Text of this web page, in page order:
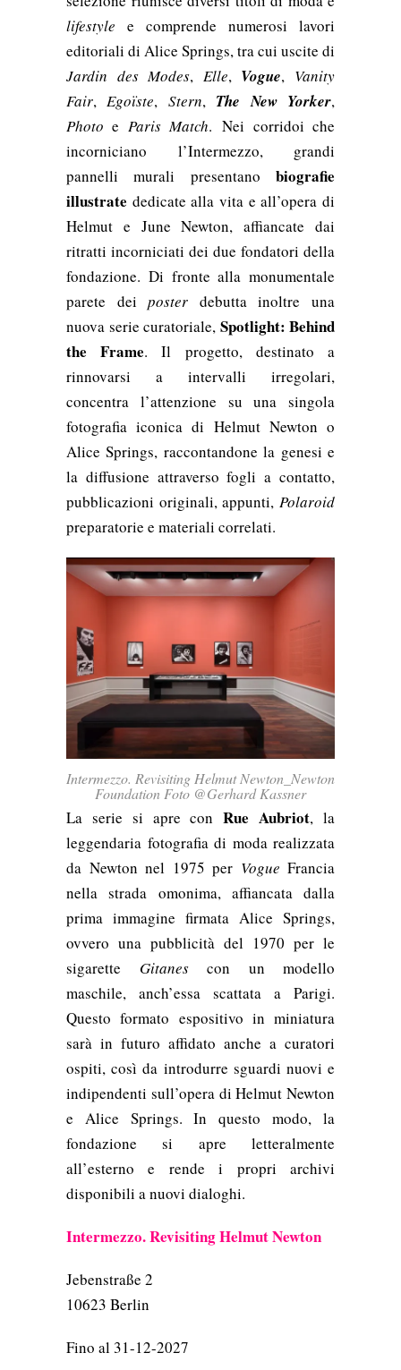
lifestyle e comprende numerosi lavori
editoriali di Alice Springs, tra cui uscite di
Jardin des Modes, Elle, Vogue, Vanity
Fair,Egoïste, Stern, The New Yorker,
Photo e Paris Match. Nei corridoi che
incorniciano l’Intermezzo, grandi
pannelli murali presentano biografie
illustrate dedicate alla vita e all’opera di
Helmut e June Newton, affiancate dai
ritratti incorniciati dei due fondatori della
fondazione. Di fronte alla monumentale
parete deiposter debutta inoltre una
nuova serie curatoriale, Spotlight: Behind
the Frame. Il progetto, destinato a
rinnovarsi a intervalli irregolari,
concentra l’attenzione su una singola
fotografia iconica di Helmut Newton o
Alice Springs, raccontandone la genesi e
la diffusione attraverso fogli a contatto,
pubblicazioni originali, appunti, Polaroid
preparatorie e materiali correlati.
Intermezzo. Revisiting Helmut Newton_Newton
Foundation Foto @Gerhard Kassner
La serie si apre conRue Aubriot, la
leggendaria fotografia di moda realizzata
da Newton nel 1975 per Vogue Francia
nella strada omonima, affiancata dalla
prima immagine firmata Alice Springs,
ovvero una pubblicità del 1970 per le
sigarette Gitanescon un modello
maschile, anch’essa scattata a Parigi.
Questo formato espositivo in miniatura
sarà in futuro affidato anche a curatori
ospiti, così da introdurre sguardi nuovi e
indipendenti sull’opera di Helmut Newton
e Alice Springs. In questo modo, la
fondazione si apre letteralmente
all’esterno e rende i propri archivi
disponibili a nuovi dialoghi.
Intermezzo. Revisiting Helmut Newton
Jebenstraße 2
10623 Berlin
Fino al 31-12-2027